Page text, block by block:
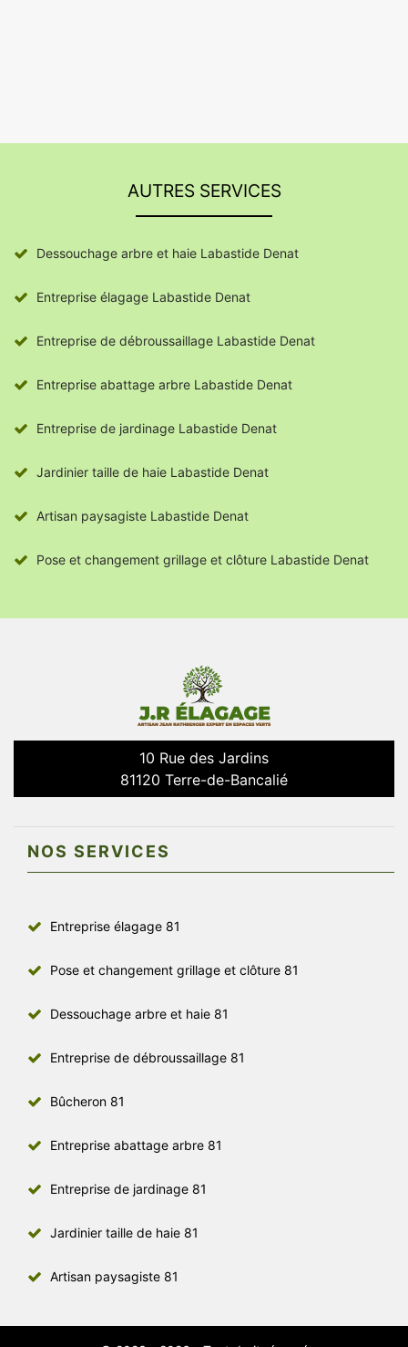
AUTRES SERVICES
Dessouchage arbre et haie Labastide Denat
Entreprise élagage Labastide Denat
Entreprise de débroussaillage Labastide Denat
Entreprise abattage arbre Labastide Denat
Entreprise de jardinage Labastide Denat
Jardinier taille de haie Labastide Denat
Artisan paysagiste Labastide Denat
Pose et changement grillage et clôture Labastide Denat
10 Rue des Jardins
81120 Terre-de-Bancalié
NOS SERVICES
Entreprise élagage 81
Pose et changement grillage et clôture 81
Dessouchage arbre et haie 81
Entreprise de débroussaillage 81
Bûcheron 81
Entreprise abattage arbre 81
Entreprise de jardinage 81
Jardinier taille de haie 81
Artisan paysagiste 81